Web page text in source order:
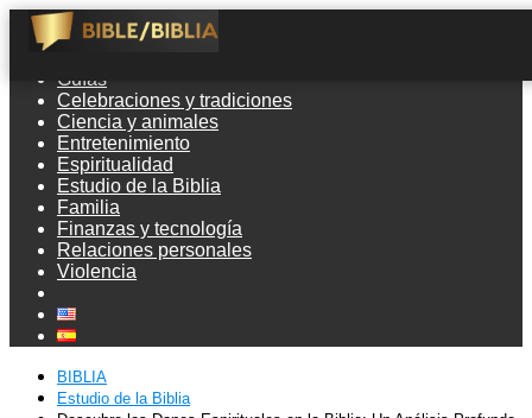
Guías
Celebraciones y tradiciones
Ciencia y animales
Entretenimiento
Espiritualidad
Estudio de la Biblia
Familia
Finanzas y tecnología
Relaciones personales
Violencia
BIBLIA
Estudio de la Biblia